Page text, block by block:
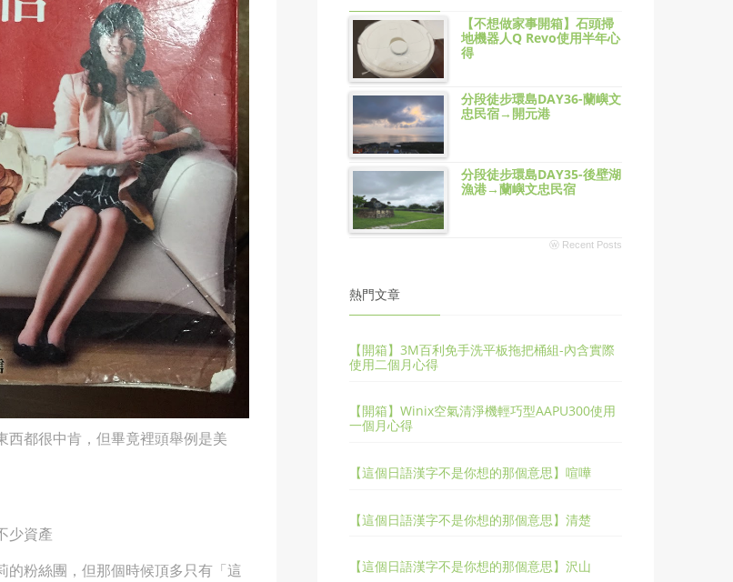
西都很中肯，但畢竟裡頭舉例是美
少資產
粉絲團，但那個時候頂多只有「這
【不想做家事開箱】石頭掃
地機器人Q Revo使用半年心
得
分段徒步環島DAY36-蘭嶼文
忠民宿→開元港
分段徒步環島DAY35-後壁湖
漁港→蘭嶼文忠民宿
ⓦ Recent Posts
熱門文章
【開箱】3M百利免手洗平板拖把桶組-內含實際
使用二個月心得
【開箱】Winix空氣清淨機輕巧型AAPU300使用
一個月心得
【這個日語漢字不是你想的那個意思】喧嘩
【這個日語漢字不是你想的那個意思】清楚
【這個日語漢字不是你想的那個意思】沢山